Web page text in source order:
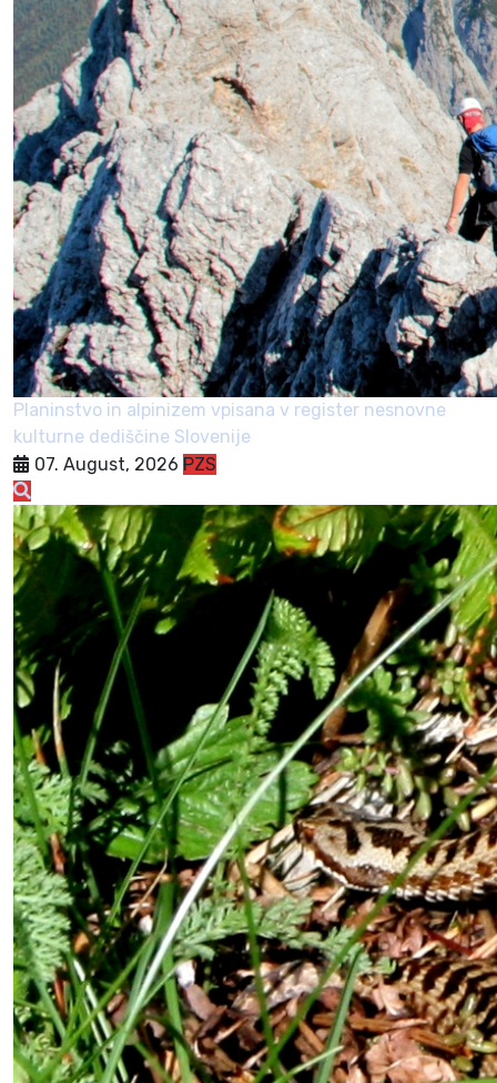
Planinstvo in alpinizem vpisana v register nesnovne
kulturne dediščine Slovenije
07. August, 2026 PZS